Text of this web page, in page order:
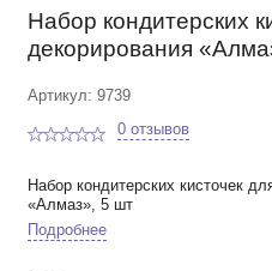
Набор кондитерских
декорирования
Артикул: 9739
0 отзывов
Набор кондитерских кисточек
«Алмаз», 5 шт
Подробнее